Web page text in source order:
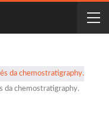
da chemostratigraphy.